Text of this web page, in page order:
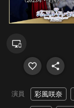
演員 彩風咲奈